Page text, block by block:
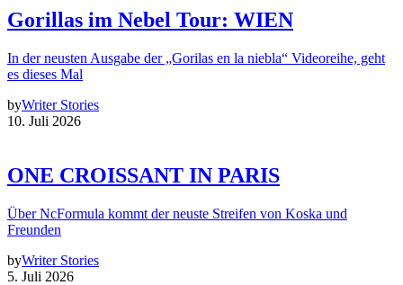
Gorillas im Nebel Tour: WIEN
In der neusten Ausgabe der „Gorilas en la niebla“ Videoreihe, geht
es dieses Mal
byWriter Stories
10. Juli 2026
ONE CROISSANT IN PARIS
Über NcFormula kommt der neuste Streifen von Koska und
Freunden
byWriter Stories
5. Juli 2026